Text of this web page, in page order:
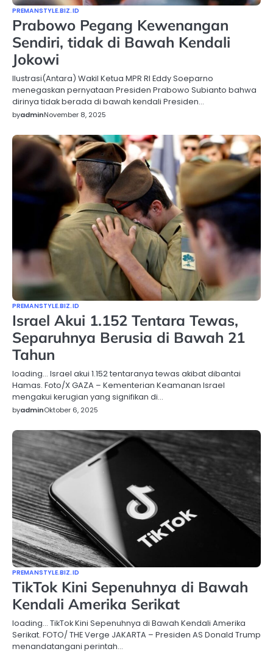
PREMANSTYLE.BIZ.ID
Prabowo Pegang Kewenangan
Sendiri, tidak di Bawah Kendali
Jokowi
Ilustrasi(Antara) Wakil Ketua MPR RI Eddy Soeparno
menegaskan pernyataan Presiden Prabowo Subianto bahwa
dirinya tidak berada di bawah kendali Presiden…
byadminNovember 8, 2025
PREMANSTYLE.BIZ.ID
Israel Akui 1.152 Tentara Tewas,
Separuhnya Berusia di Bawah 21
Tahun
loading… Israel akui 1.152 tentaranya tewas akibat dibantai
Hamas. Foto/X GAZA – Kementerian Keamanan Israel
mengakui kerugian yang signifikan di…
byadminOktober 6, 2025
PREMANSTYLE.BIZ.ID
TikTok Kini Sepenuhnya di Bawah
Kendali Amerika Serikat
loading… TikTok Kini Sepenuhnya di Bawah Kendali Amerika
Serikat. FOTO/ THE Verge JAKARTA – Presiden AS Donald Trump
menandatangani perintah…